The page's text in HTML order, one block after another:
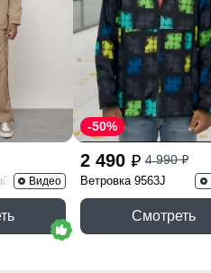
15020B
Видео
2 490 p 4 990p
-50%
Ветровка 9563J
Смотреть